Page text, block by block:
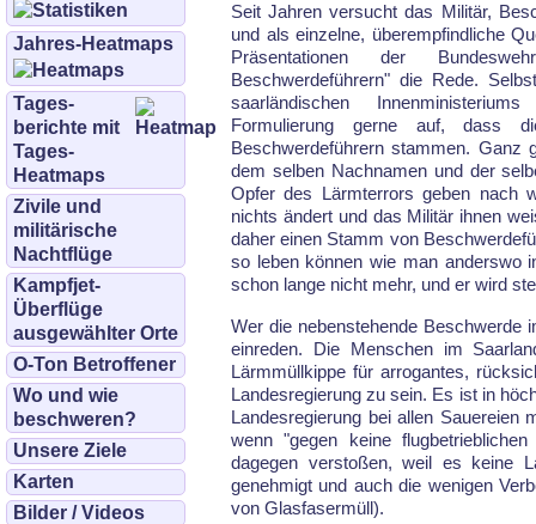
Jahres-Heatmaps
Tages­
berichte mit
Tages-
Heatmaps
Zivile und
militärische
Nachtflüge
Kampfjet-
Überflüge
ausgewählter Orte
O-Ton Betroffener
Wo und wie
beschweren?
Unsere Ziele
Karten
Bilder / Videos
Seit Jahren versucht das Militär,
und als einzelne, überempfindliche
Präsentationen der
Beschwerdeführern" die Rede.
saarländischen
Formulierung gerne auf, dass
Beschwerdeführern stammen.
dem selben Nachnamen und der
Opfer des Lärmterrors geben nach
nichts ändert und das Militär ihnen
daher einen Stamm von
so leben können wie man anderswo
schon lange nicht mehr, und er wird
Wer die nebenstehende Beschwerde
einreden. Die Menschen im
Lärmmüllkippe für arrogantes,
Landesregierung zu sein. Es ist in
Landesregierung bei allen
wenn "gegen keine
dagegen verstoßen, weil es keine
genehmigt und auch die wenigen
von Glasfasermüll).